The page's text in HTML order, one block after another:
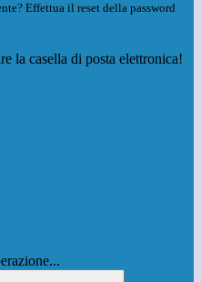
Effettua il reset della password
la casella di posta elettronica!